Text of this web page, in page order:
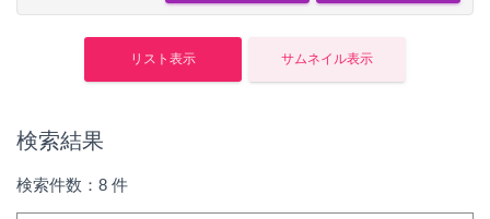
検索結果
検索件数：8 件